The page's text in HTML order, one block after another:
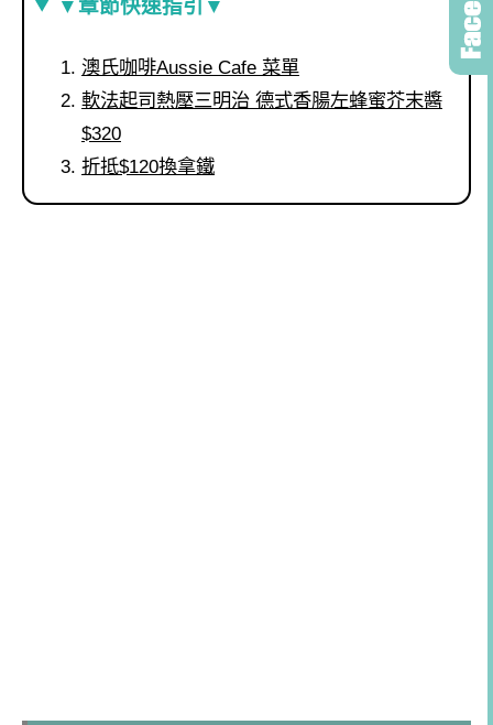
▼章節快速指引▼
澳氏咖啡Aussie Cafe 菜單
軟法起司熱壓三明治 德式香腸左蜂蜜芥末醬
$320
折抵$120換拿鐵